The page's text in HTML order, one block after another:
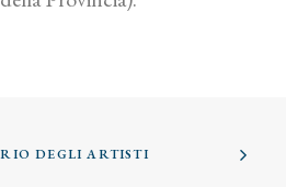
DEGLI ARTISTI